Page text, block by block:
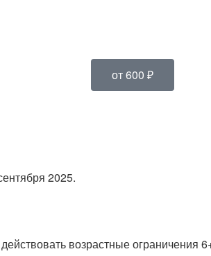
от 600 ₽
2025.
возрастные ограничения